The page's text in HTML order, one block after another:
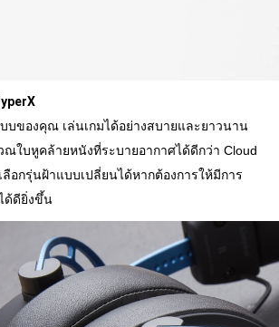
บของคุณ เล่นเกมได้อย่างสบายและยาวนาน
ณใบหูคล้ายหนังที่ระบายอากาศได้ดีกว่า Cloud
ลือกรุ่นฝ้าแบบเปลี่ยนได้หากต้องการให้มีการ
ด้ดียิ่งขึ้น